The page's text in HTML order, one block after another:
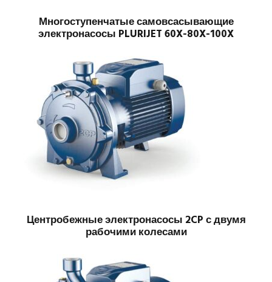
Многоступенчатые самовсасывающие
электронасосы PLURIJET 60X-80X-100X
Центробежные электронасосы 2CP с двумя
рабочими колесами